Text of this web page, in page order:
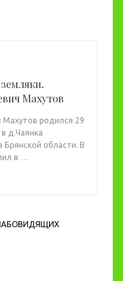
Махутов
Махутов родился 29
д.Чаянка
Брянской области. В
в …